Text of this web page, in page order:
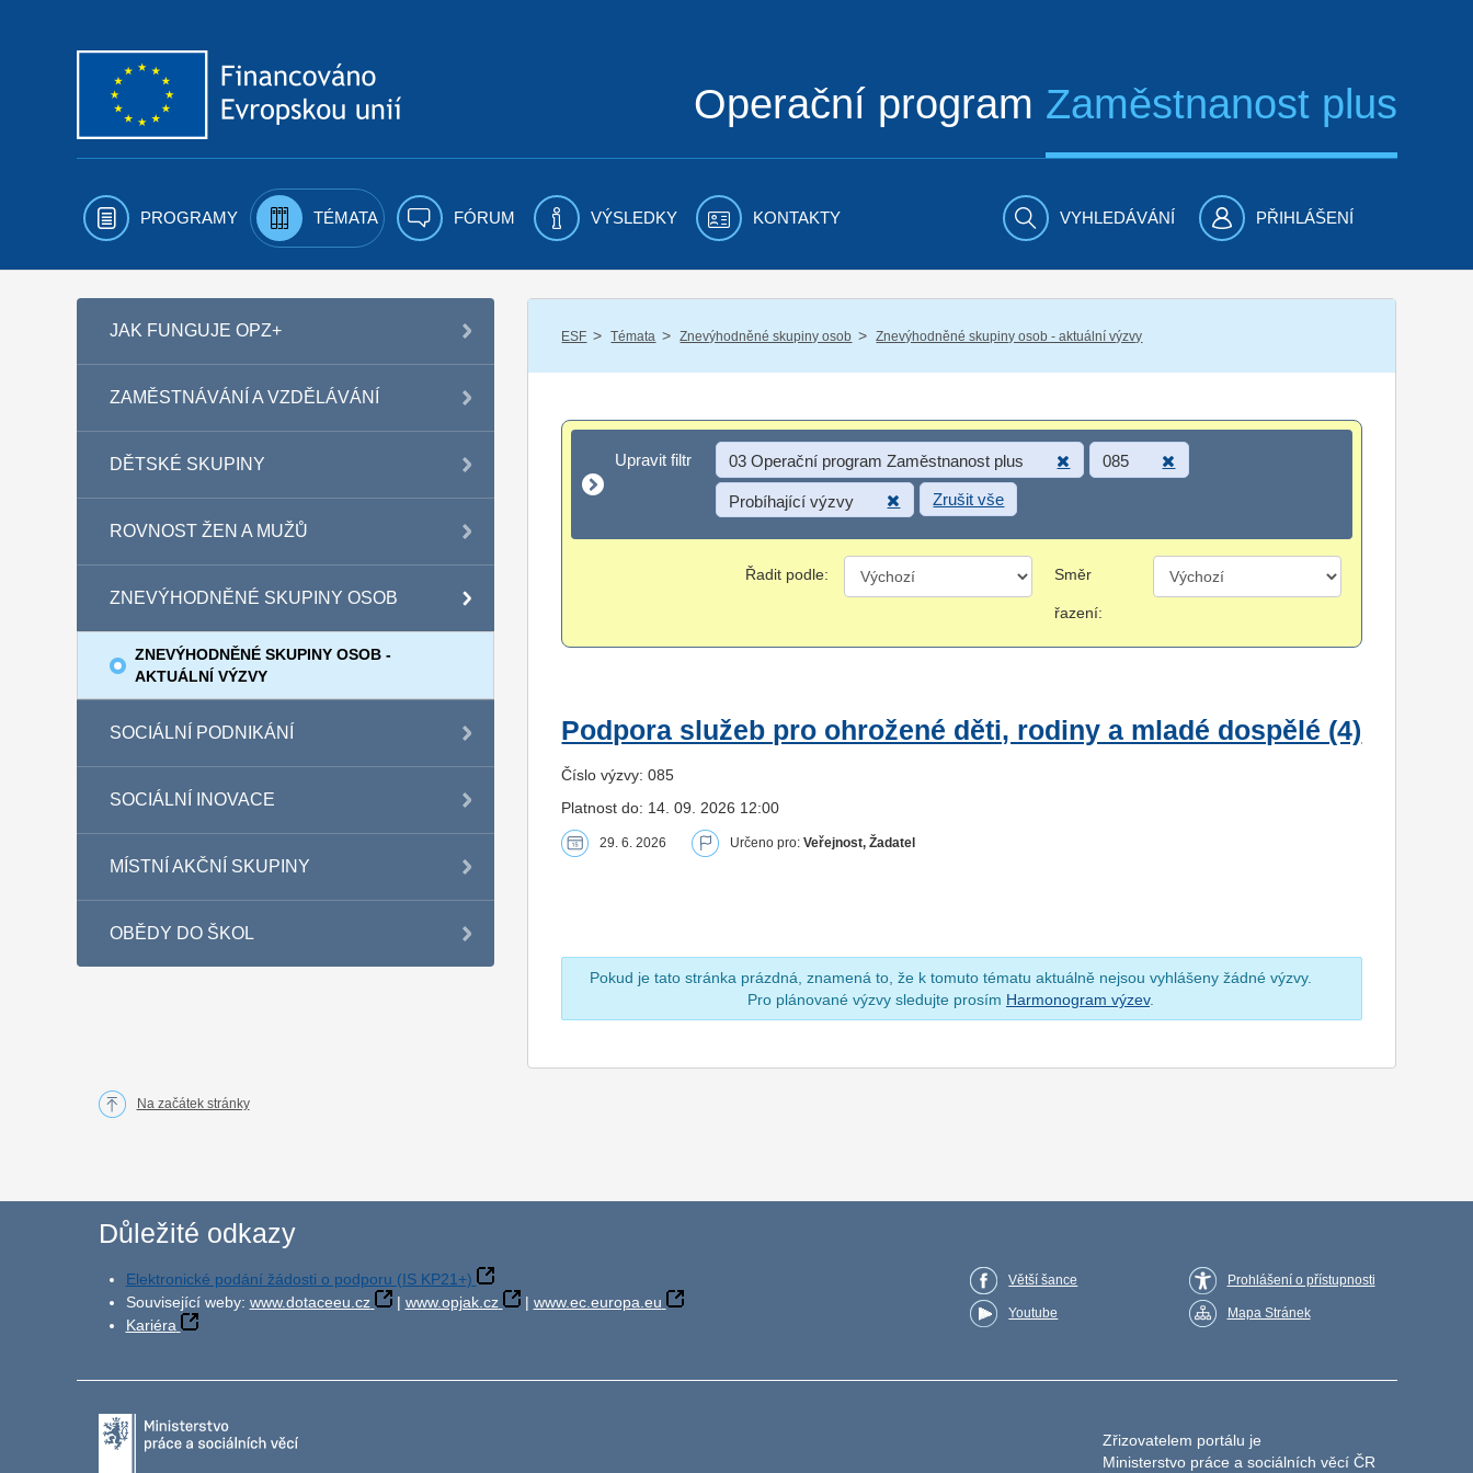
Operační program Zaměstnanost plus
PROGRAMY TÉMATA FÓRUM VÝSLEDKY KONTAKTY VYHLEDÁVÁNÍ PŘIHLÁŠENÍ
JAK FUNGUJE OPZ+
ZAMĚSTNÁVÁNÍ A VZDĚLÁVÁNÍ
DĚTSKÉ SKUPINY
ROVNOST ŽEN A MUŽŮ
ZNEVÝHODNĚNÉ SKUPINY OSOB
ZNEVÝHODNĚNÉ SKUPINY OSOB -
AKTUÁLNÍ VÝZVY
SOCIÁLNÍ PODNIKÁNÍ
SOCIÁLNÍ INOVACE
MÍSTNÍ AKČNÍ SKUPINY
OBĚDY DO ŠKOL
ESF / Témata / Znevýhodněné skupiny osob / Znevýhodněné skupiny osob - aktuální výzvy
Upravit filtr
Upravit filtr 03 Operační program Zaměstnanost plus 085
Probíhající výzvy Zrušit vše
Řadit podle: Směr
řazení:
Podpora služeb pro ohrožené děti, rodiny a mladé dospělé (4)
Číslo výzvy: 085
Platnost do: 14. 09. 2026 12:00
29. 6. 2026 Určeno pro:Veřejnost, Žadatel
Pokud je tato stránka prázdná, znamená to, že k tomuto tématu aktuálně nejsou vyhlášeny žádné výzvy.
Pro plánované výzvy sledujte prosím Harmonogram výzev.
Na začátek stránky
Důležité odkazy
Elektronické podání žádosti o podporu (IS KP21+)
Související weby: www.dotaceeu.cz | www.opjak.cz | www.ec.europa.eu
Kariéra
Větší šance
Youtube
Prohlášení o přístupnosti
Mapa Stránek
Zřizovatelem portálu je
Ministerstvo práce a sociálních věcí ČR